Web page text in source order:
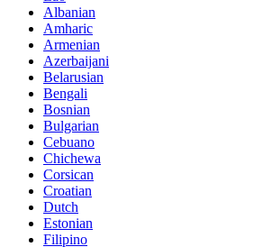
Albanian
Amharic
Armenian
Azerbaijani
Belarusian
Bengali
Bosnian
Bulgarian
Cebuano
Chichewa
Corsican
Croatian
Dutch
Estonian
Filipino